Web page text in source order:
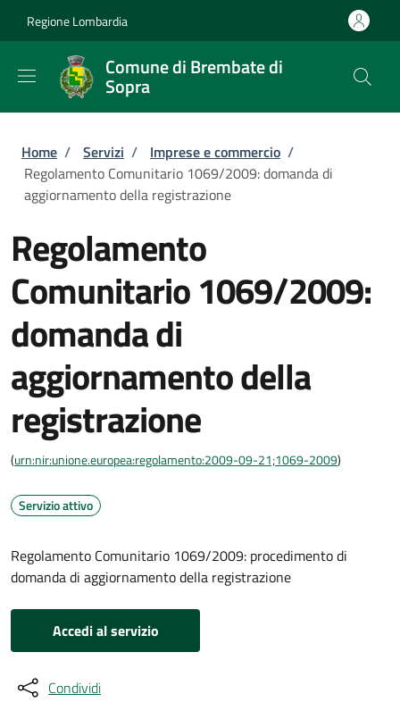
Regione Lombardia
Comune di Brembate di
Sopra
Briciole di pane
Home / Servizi / Imprese e commercio /
Regolamento Comunitario 1069/2009: domanda di
aggiornamento della registrazione
Regolamento
Comunitario 1069/2009:
domanda di
aggiornamento della
registrazione
(urn:nir:unione.europea:regolamento:2009-09-21;1069-2009)
Servizio attivo
Regolamento Comunitario 1069/2009: procedimento di
domanda di aggiornamento della registrazione
Accedi al servizio
Condividi